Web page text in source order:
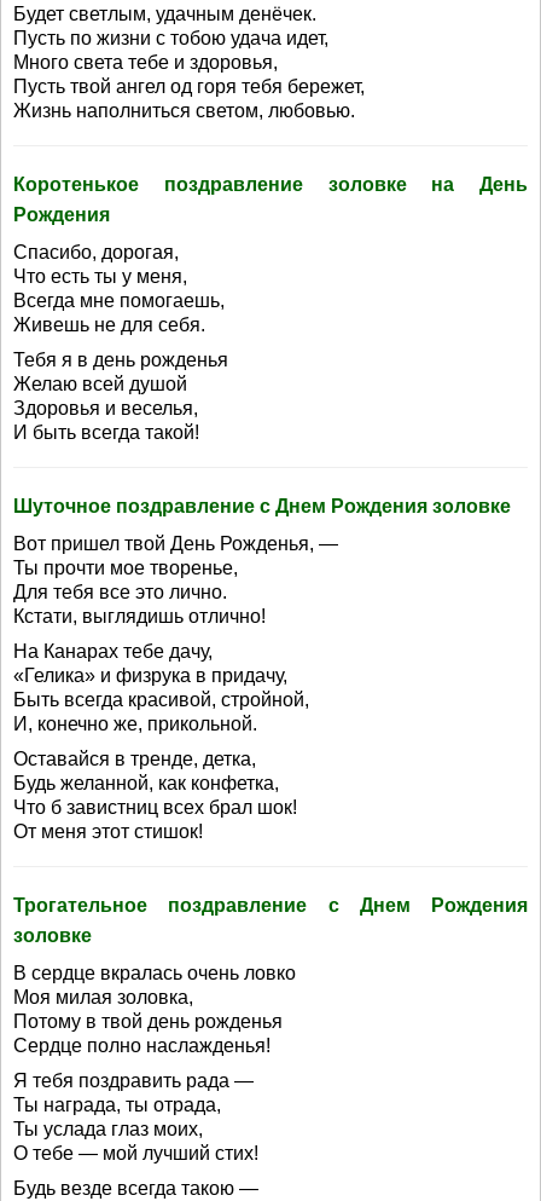
Будет светлым, удачным денёчек.
Пусть по жизни с тобою удача идет,
Много света тебе и здоровья,
Пусть твой ангел од горя тебя бережет,
Жизнь наполниться светом, любовью.
Коротенькое поздравление золовке на День
Рождения
Спасибо, дорогая,
Что есть ты у меня,
Всегда мне помогаешь,
Живешь не для себя.
Тебя я в день рожденья
Желаю всей душой
Здоровья и веселья,
И быть всегда такой!
Шуточное поздравление с Днем Рождения золовке
Вот пришел твой День Рожденья, —
Ты прочти мое творенье,
Для тебя все это лично.
Кстати, выглядишь отлично!
На Канарах тебе дачу,
«Гелика» и физрука в придачу,
Быть всегда красивой, стройной,
И, конечно же, прикольной.
Оставайся в тренде, детка,
Будь желанной, как конфетка,
Что б завистниц всех брал шок!
От меня этот стишок!
Трогательное поздравление с Днем Рождения
золовке
В сердце вкралась очень ловко
Моя милая золовка,
Потому в твой день рожденья
Сердце полно наслажденья!
Я тебя поздравить рада —
Ты награда, ты отрада,
Ты услада глаз моих,
О тебе — мой лучший стих!
Будь везде всегда такою —